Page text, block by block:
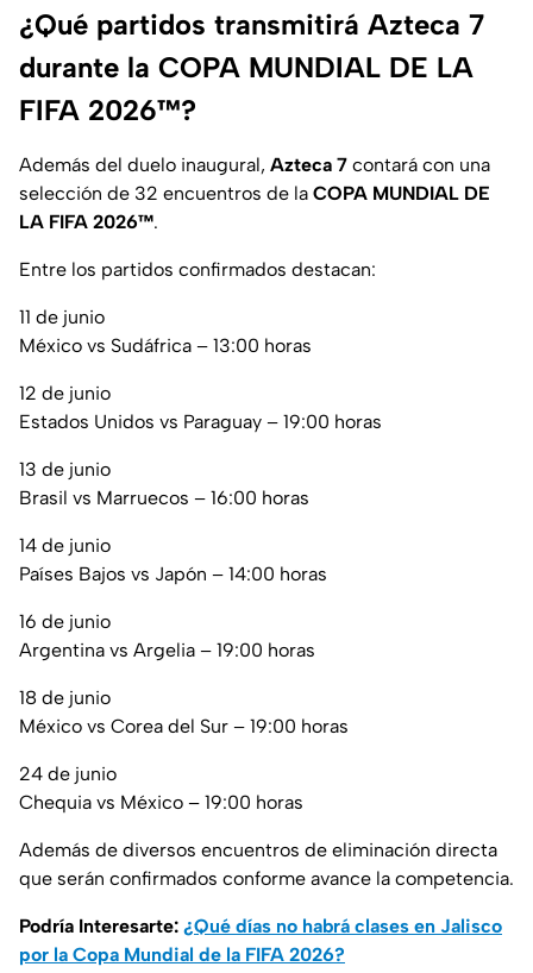
¿Qué partidos transmitirá Azteca 7
durante la COPA MUNDIAL DE LA
FIFA 2026™️?
Además del duelo inaugural, Azteca 7 contará con una
selección de 32 encuentros de la COPA MUNDIAL DE
LA FIFA 2026™️.
Entre los partidos confirmados destacan:
11 de junio
México vs Sudáfrica – 13:00 horas
12 de junio
Estados Unidos vs Paraguay – 19:00 horas
13 de junio
Brasil vs Marruecos – 16:00 horas
14 de junio
Países Bajos vs Japón – 14:00 horas
16 de junio
Argentina vs Argelia – 19:00 horas
18 de junio
México vs Corea del Sur – 19:00 horas
24 de junio
Chequia vs México – 19:00 horas
Además de diversos encuentros de eliminación directa
que serán confirmados conforme avance la competencia.
Podría Interesarte: ¿Qué días no habrá clases en Jalisco
por la Copa Mundial de la FIFA 2026?